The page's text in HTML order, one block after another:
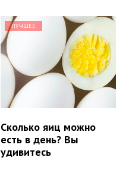
ЛУЧШЕЕ
Сколько яиц можно
есть в день? Вы
удивитесь